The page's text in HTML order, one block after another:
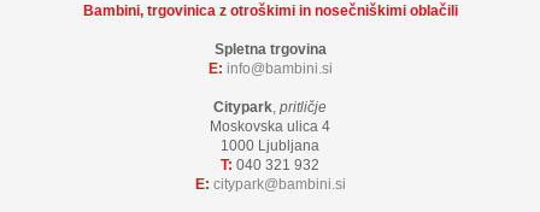
Bambini, trgovinica z otroškimi in nosečniškimi oblačili
Spletna trgovina
E: info bambini.si
Citypark, pritličje
Moskovska ulica 4
1000 Ljubljana
T: 040 321 932
E: citypark bambini.si